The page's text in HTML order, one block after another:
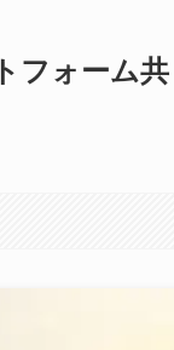
フォーム共